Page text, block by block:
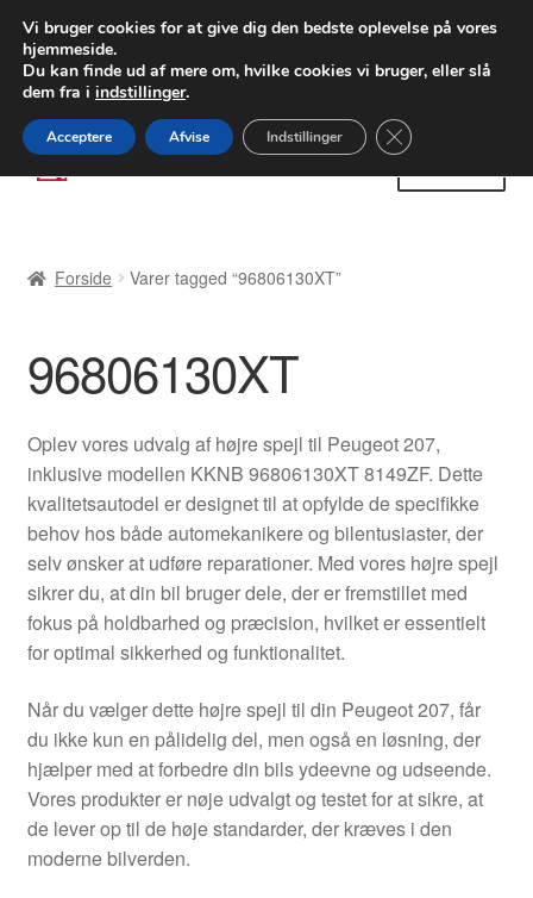
LEVERING fra 55 kr.
FEDEX verdensomspændende forsendelse
80 82 72 02
Spring
til
Spring
til
Betalinger
Kasse
Klageprocedure
Kontakte
Kurv
Min Konto
Om os
Privatlivspolitik
Forside Varer tagged “96806130XT”
96806130XT
Oplev vores udvalg af højre spejl til Peugeot 207,
inklusive modellen KKNB 96806130XT 8149ZF. Dette
kvalitetsautodel er designet til at opfylde de specifikke
behov hos både automekanikere og bilentusiaster, der
selv ønsker at udføre reparationer. Med vores højre spejl
sikrer du, at din bil bruger dele, der er fremstillet med
fokus på holdbarhed og præcision, hvilket er essentielt
for optimal sikkerhed og funktionalitet.
Når du vælger dette højre spejl til din Peugeot 207, får
du ikke kun en pålidelig del, men også en løsning, der
hjælper med at forbedre din bils ydeevne og udseende.
Vores produkter er nøje udvalgt og testet for at sikre, at
de lever op til de høje standarder, der kræves i den
moderne bilverden.
Vi bruger cookies for at give dig den bedste oplevelse på vores
hjemmeside.
Du kan finde ud af mere om, hvilke cookies vi bruger, eller slå
dem fra i indstillinger.
Acceptere Afvise Indstillinger Close GDPR